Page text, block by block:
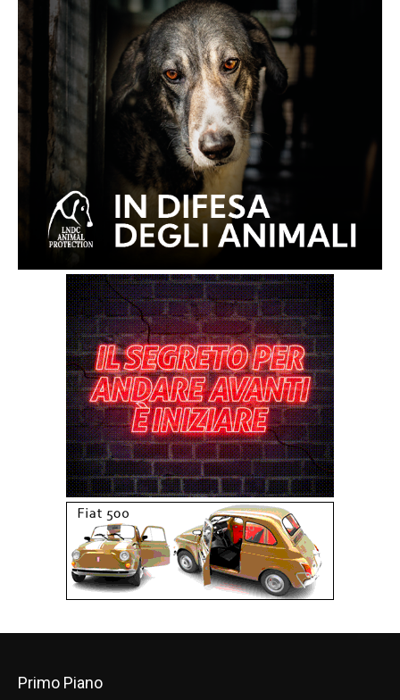
Primo Piano